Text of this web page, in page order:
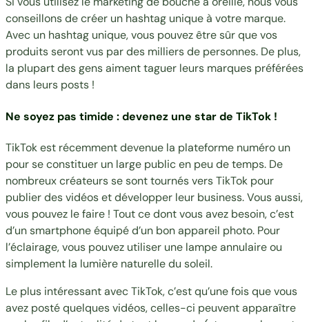
conseillons de créer un hashtag unique à votre marque.
Avec un hashtag unique, vous pouvez être sûr que vos
produits seront vus par des milliers de personnes. De plus,
la plupart des gens aiment taguer leurs marques préférées
dans leurs posts !
Ne soyez pas timide : devenez une star de TikTok !
TikTok est récemment devenue la plateforme numéro un
pour se constituer un large public en peu de temps. De
nombreux créateurs se sont tournés vers TikTok pour
publier des vidéos et développer leur business. Vous aussi,
vous pouvez le faire ! Tout ce dont vous avez besoin, c’est
d’un smartphone équipé d’un bon appareil photo. Pour
l’éclairage, vous pouvez utiliser une lampe annulaire ou
simplement la lumière naturelle du soleil.
Le plus intéressant avec TikTok, c’est qu’une fois que vous
avez posté quelques vidéos, celles-ci peuvent apparaître